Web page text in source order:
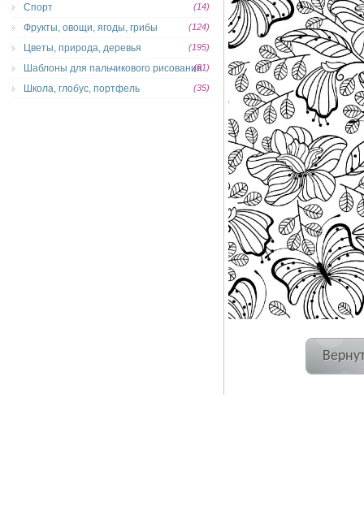
Спорт (14)
Фрукты, овощи, ягоды, грибы (124)
Цветы, природа, деревья (195)
Шаблоны для пальчикового рисования(81)
Школа, глобус, портфель (35)